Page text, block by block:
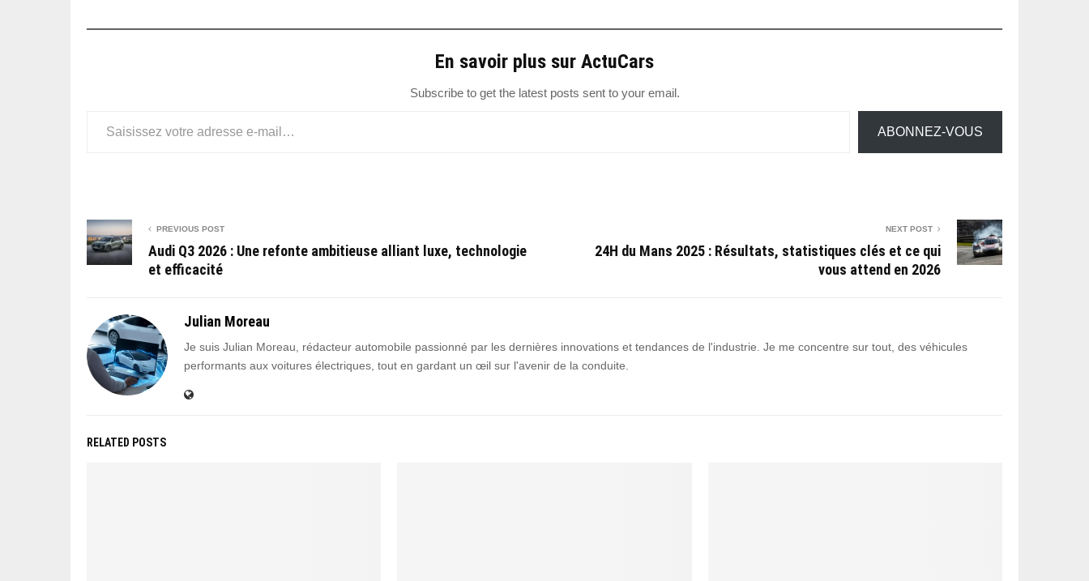
En savoir plus sur ActuCars
Subscribe to get the latest posts sent to your email.
ABONNEZ-VOUS
PREVIOUS POST
Audi Q3 2026 : Une refonte ambitieuse alliant luxe, technologie
et efficacité
NEXT POST
24H du Mans 2025 : Résultats, statistiques clés et ce qui
vous attend en 2026
Julian Moreau
Je suis Julian Moreau, rédacteur automobile passionné par les dernières innovations et tendances de l'industrie. Je me concentre sur tout, des véhicules
performants aux voitures électriques, tout en gardant un œil sur l'avenir de la conduite.
RELATED POSTS